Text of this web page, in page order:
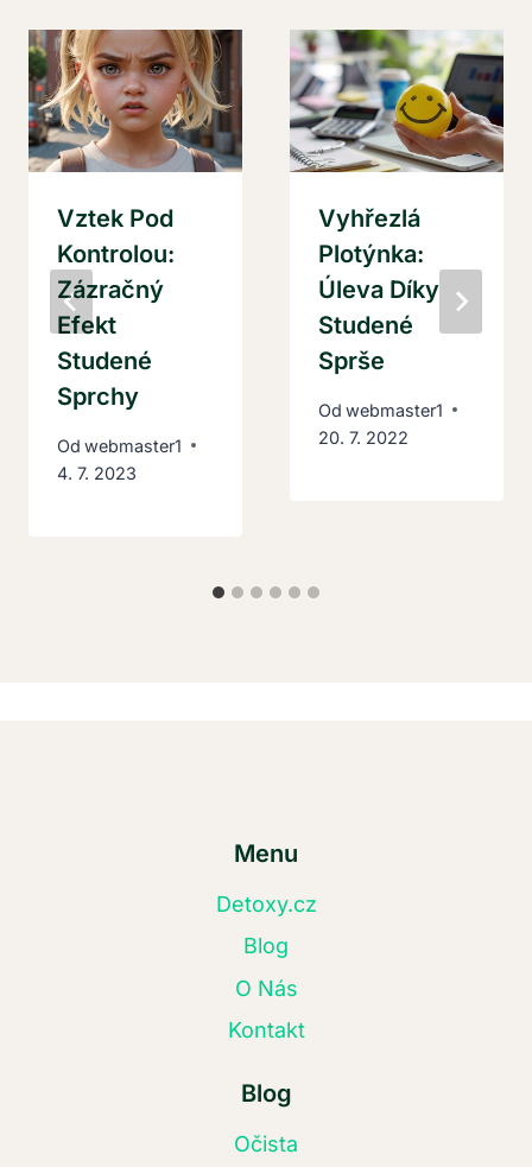
Vztek Pod
Kontrolou:
Zázračný
Efekt
Studené
Sprchy
Od webmaster1
4. 7. 2023
Vyhřezlá
Plotýnka:
Úleva Díky
Studené
Sprše
Od webmaster1
20. 7. 2022
Menu
Detoxy.cz
Blog
O Nás
Kontakt
Blog
Očista